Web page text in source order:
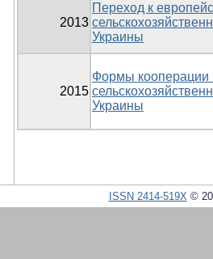
2013
Переход к
Украины
2015
Формы кооперации
Украины
ISSN 2414-519X©